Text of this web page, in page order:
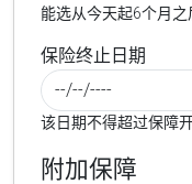
能选从今天起6个月之
保险终止日期
该日期不得超过保障
附加保障